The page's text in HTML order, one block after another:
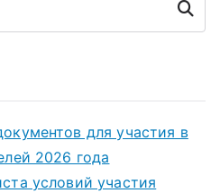
Поиск
для участия в
2026 года
условий участия